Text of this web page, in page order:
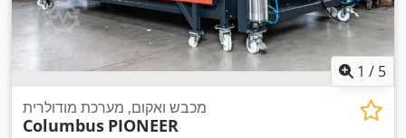
1 / 5
מכבש ואקום, מערכת מודולרית
Columbus PIONEER